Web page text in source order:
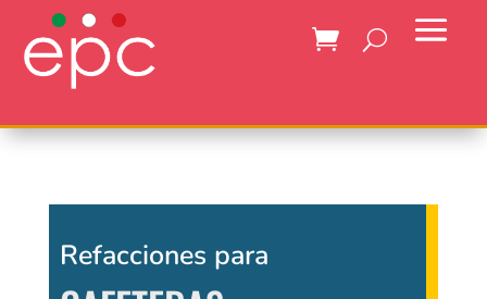
Refacciones para